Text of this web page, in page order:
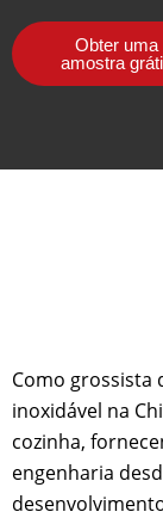
Obter uma
amostra
Como grossista
inoxidável na
cozinha,
engenharia